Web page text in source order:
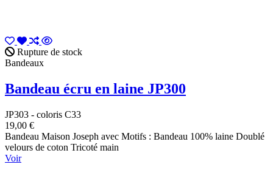
Rupture de stock
Bandeaux
Bandeau écru en laine JP300
JP303 - coloris C33
19,00 €
Bandeau Maison Joseph avec Motifs : Bandeau 100% laine Doublé
velours de coton Tricoté main
Voir